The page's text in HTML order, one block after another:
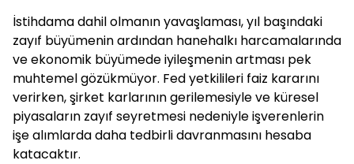
İstihdama dahil olmanın yavaşlaması, yıl başındaki
zayıf büyümenin ardından hanehalkı harcamalarında
ve ekonomik büyümede iyileşmenin artması pek
muhtemel gözükmüyor. Fed yetkilileri faiz kararını
verirken, şirket karlarının gerilemesiyle ve küresel
piyasaların zayıf seyretmesi nedeniyle işverenlerin
işe alımlarda daha tedbirli davranmasını hesaba
katacaktır.